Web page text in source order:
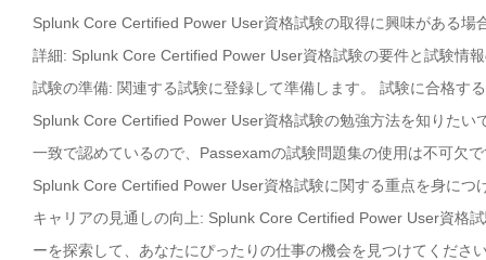
Splunk Core Certified Power User資格試験の取得に興味がある場
詳細: Splunk Core Certified Power User資格試験の要件と試験情
試験の準備: 関連する試験に登録して準備します。 試験に合格す
Splunk Core Certified Power User資格試験の勉強方法を知りた
一致で認めているので、Passexamの試験問題集の使用は不可欠
Splunk Core Certified Power User資格試験に関する重点を身につ
キャリアの見通しの向上: Splunk Core Certified Power User資格
ーを探索して、あなたにぴったりの仕事の機会を見つけてくださ